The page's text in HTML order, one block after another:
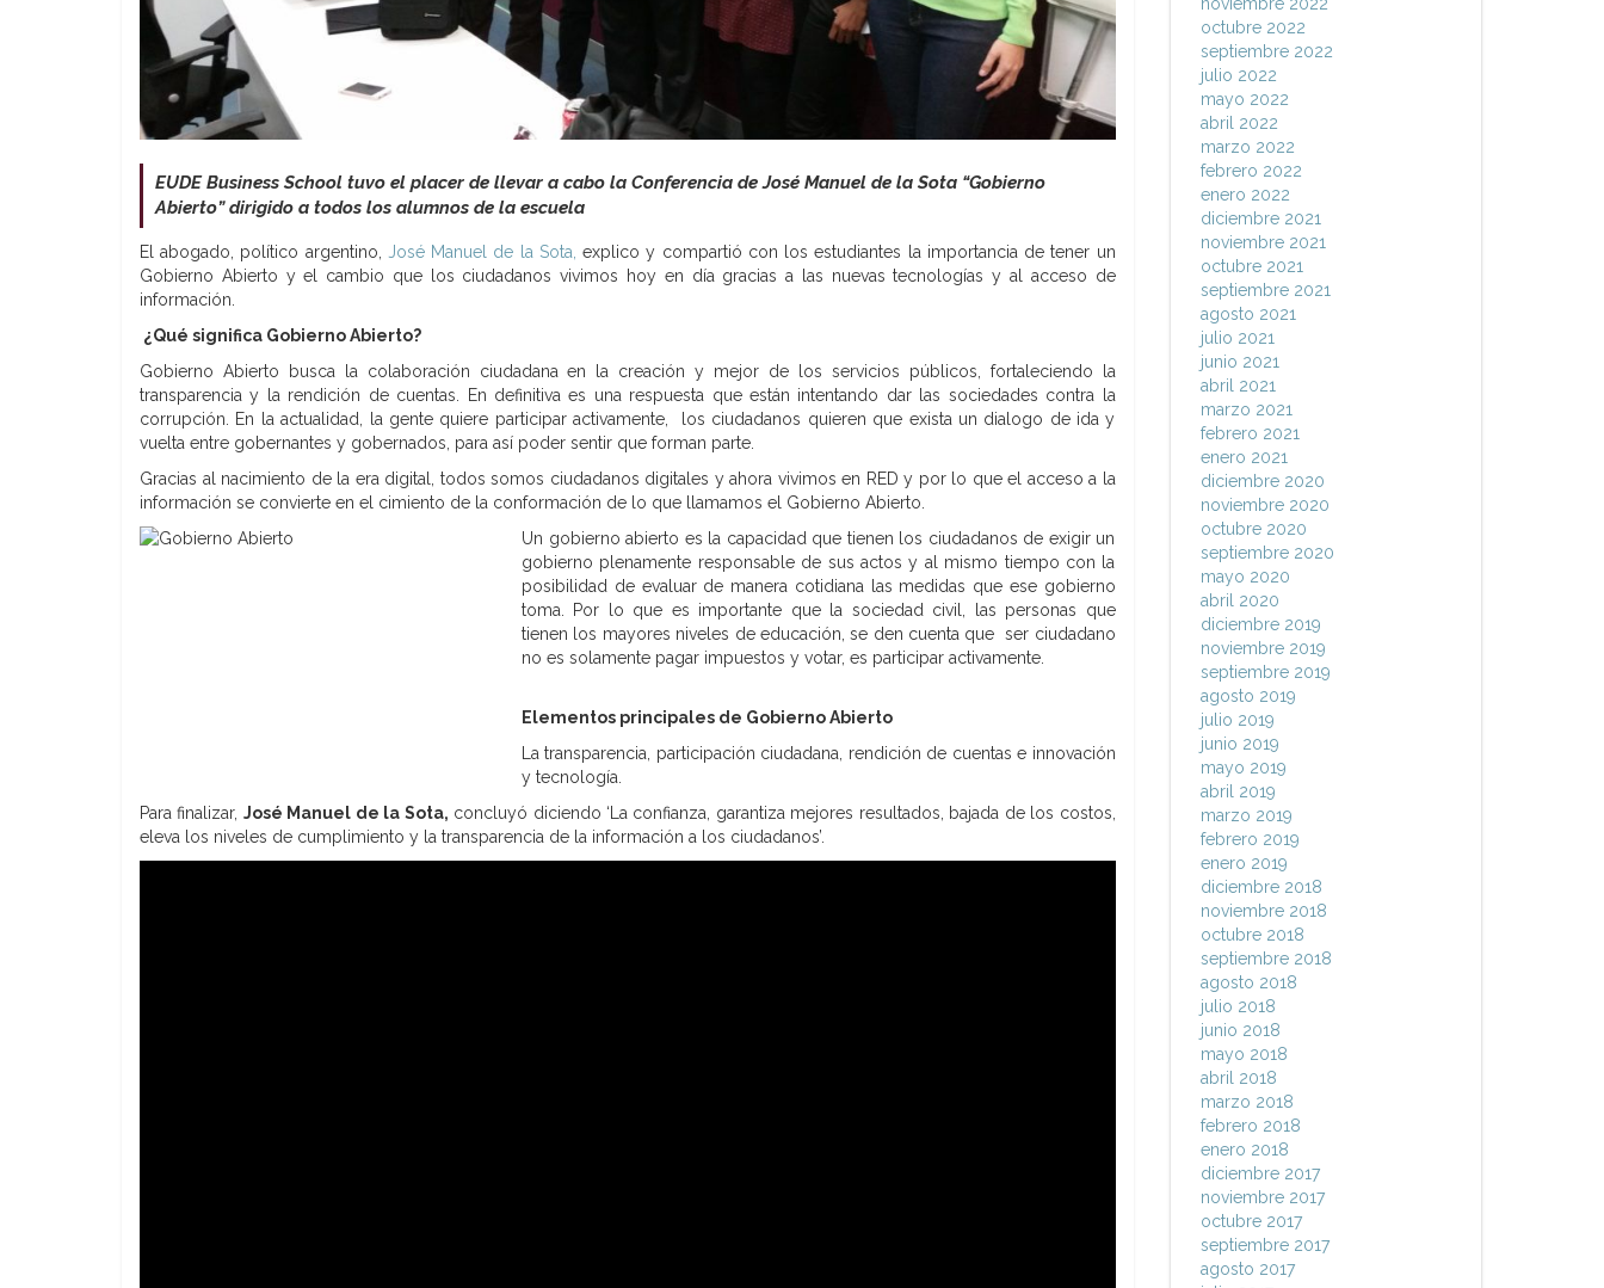
EUDE Business School tuvo el placer de llevar a cabo la Conferencia de José Manuel de la Sota “Gobierno
Abierto” dirigido a todos los alumnos de la escuela
El abogado, político argentino, José Manuel de la Sota, explico y compartió con los estudiantes la importancia de tener un
Gobierno Abierto y el cambio que los ciudadanos vivimos hoy en día gracias a las nuevas tecnologías y al acceso de
información.
¿Qué significa Gobierno Abierto?
Gobierno Abierto busca la colaboración ciudadana en la creación y mejor de los servicios públicos, fortaleciendo la
transparencia y la rendición de cuentas. En definitiva es una respuesta que están intentando dar las sociedades contra la
corrupción. En la actualidad, la gente quiere participar activamente, los ciudadanos quieren que exista un dialogo de ida y
vuelta entre gobernantes y gobernados, para así poder sentir que forman parte.
Gracias al nacimiento de la era digital, todos somos ciudadanos digitales y ahora vivimos en RED y por lo que el acceso a la
información se convierte en el cimiento de la conformación de lo que llamamos el Gobierno Abierto.
Un gobierno abierto es la capacidad que tienen los ciudadanos de exigir un
gobierno plenamente responsable de sus actos y al mismo tiempo con la
posibilidad de evaluar de manera cotidiana las medidas que ese gobierno
toma. Por lo que es importante que la sociedad civil, las personas que
tienen los mayores niveles de educación, se den cuenta que ser ciudadano
no es solamente pagar impuestos y votar, es participar activamente.
Elementos principales de Gobierno Abierto
La transparencia, participación ciudadana, rendición de cuentas e innovación
y tecnología.
Para finalizar, José Manuel de la Sota, concluyó diciendo ‘La confianza, garantiza mejores resultados, bajada de los costos,
eleva los niveles de cumplimiento y la transparencia de la información a los ciudadanos’.
octubre 2022
septiembre 2022
julio 2022
mayo 2022
abril 2022
marzo 2022
febrero 2022
enero 2022
diciembre 2021
noviembre 2021
octubre 2021
septiembre 2021
agosto 2021
julio 2021
junio 2021
abril 2021
marzo 2021
febrero 2021
enero 2021
diciembre 2020
noviembre 2020
octubre 2020
septiembre 2020
mayo 2020
abril 2020
diciembre 2019
noviembre 2019
septiembre 2019
agosto 2019
julio 2019
junio 2019
mayo 2019
abril 2019
marzo 2019
febrero 2019
enero 2019
diciembre 2018
noviembre 2018
octubre 2018
septiembre 2018
agosto 2018
julio 2018
junio 2018
mayo 2018
abril 2018
marzo 2018
febrero 2018
enero 2018
diciembre 2017
noviembre 2017
octubre 2017
septiembre 2017
agosto 2017